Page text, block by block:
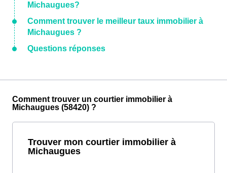
Michaugues?
Comment trouver le meilleur taux immobilier à
Michaugues ?
Questions réponses
Comment trouver un courtier immobilier à
Michaugues (58420) ?
Trouver mon courtier immobilier à
Michaugues